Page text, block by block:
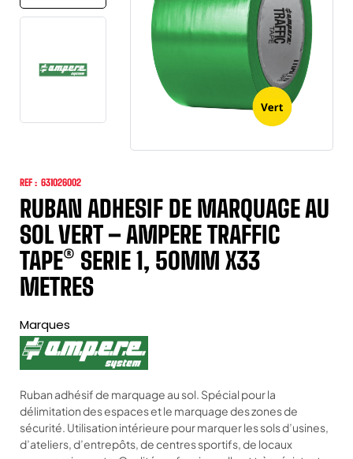
REF : 631026002
RUBAN ADHESIF DE MARQUAGE AU
SOL VERT – AMPERE TRAFFIC
TAPE® SERIE 1, 50MM X33
METRES
Marques
Ruban adhésif de marquage au sol. Spécial pour la
délimitation des espaces et le marquage des zones de
sécurité. Utilisation intérieure pour marquer les sols d’usines,
d’ateliers, d’entrepôts, de centres sportifs, de locaux